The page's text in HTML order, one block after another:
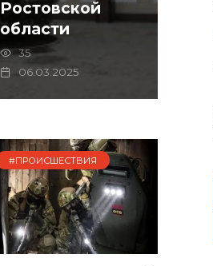
Ростовской
области
35
06.03.2025
#ПРОИСШЕСТВИЯ